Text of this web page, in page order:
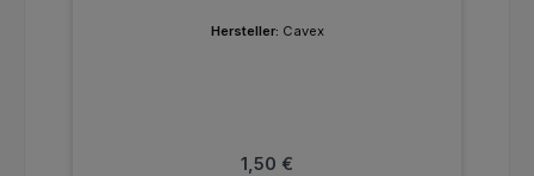
Hersteller: Cavex
Regulärer Preis:
1,50 €